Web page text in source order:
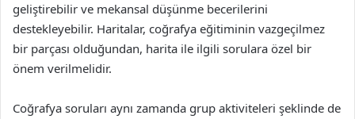
geliştirebilir ve mekansal düşünme becerilerini
destekleyebilir. Haritalar, coğrafya eğitiminin vazgeçilmez
bir parçası olduğundan, harita ile ilgili sorulara özel bir
önem verilmelidir.
Coğrafya soruları aynı zamanda grup aktiviteleri şeklinde de